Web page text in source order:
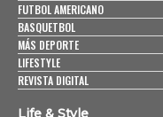
FUTBOL AMERICANO
BASQUETBOL
MÁS DEPORTE
LIFESTYLE
REVISTA DIGITAL
Life & Style